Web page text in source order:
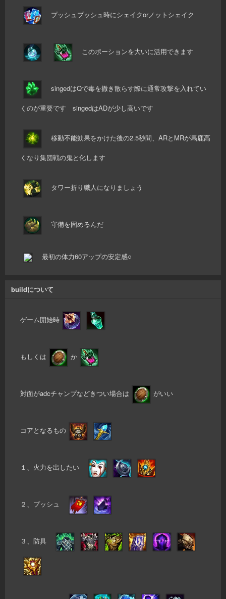
プッシュプッシュ時にシェイクorノットシェイク
このポーションを大いに活用できます
singedはQで毒を撒き散らす際に通常攻撃を入れてい
くのが重要です singedはADが少し高いです
移動不能効果をかけた後の2.5秒間、ARとMRが馬鹿高
くなり集団戦の鬼と化します
タワー折り職人になりましょう
守備を固めるんだ
最初の体力60アップの安定感○
buildについて
ゲーム開始時
もしくは か
対面がadcチャンプなどきつい場合は がいい
コアとなるもの
１、火力を出したい
２、プッシュ
３、防具